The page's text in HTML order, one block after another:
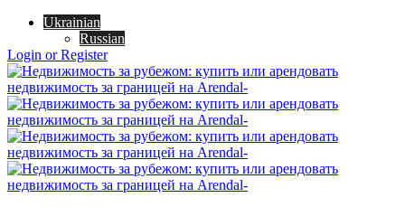
Ukrainian
Russian
Login or Register